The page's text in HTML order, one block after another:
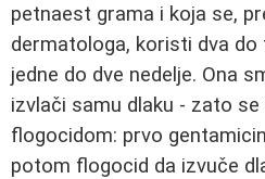
petnaest grama i koja se,
dermatologa, koristi dva
jedne do dve nedelje. Ona
izvlači samu dlaku - zato
flogocidom: prvo
potom flogocid da izvuče